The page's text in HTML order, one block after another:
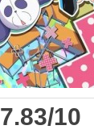
7.83/10